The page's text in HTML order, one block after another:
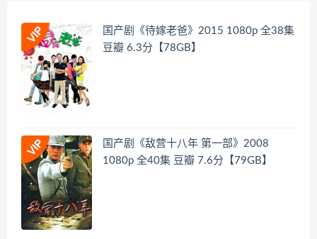
国产剧《待嫁老爸》2015 1080p 全38集
豆瓣 6.3分【78GB】
国产剧《敌营十八年 第一部》2008
1080p 全40集 豆瓣 7.6分【79GB】